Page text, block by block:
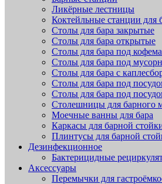
Ликёрные лестницы
Коктейльные станции для
Столы для бара закрытые
Столы для бара открытые
Столы для бара под
Столы для бара под
Столы для бара с
Столы для бара под
Столы для бара под
Столешницы для барного
Моечные ванны для бара
Каркасы для барной
Плинтусы для барной
Дезинфекционное
Бактерицидные
Аксессуары
Перемычки для